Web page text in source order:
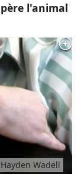
l'animal
Wadell